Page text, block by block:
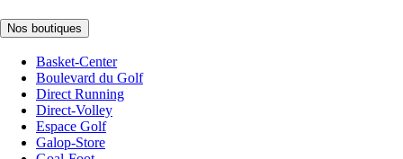
Nos boutiques
Basket-Center
Boulevard du Golf
Direct Running
Direct-Volley
Espace Golf
Galop-Store